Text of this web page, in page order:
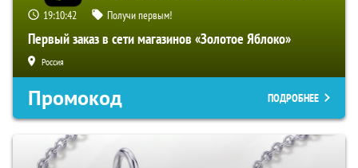
19:10:41 Получи первым!
Первый заказ в сети магазинов «Золотое Яблоко»
Россия
Промокод ПОДРОБНЕЕ